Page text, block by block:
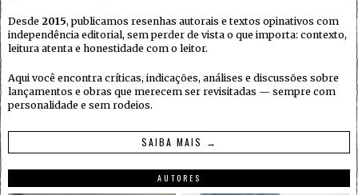
Desde 2015, publicamos resenhas autorais e textos opinativos com
independência editorial, sem perder de vista o que importa: contexto,
leitura atenta e honestidade com o leitor.
Aqui você encontra críticas, indicações, análises e discussões sobre
lançamentos e obras que merecem ser revisitadas — sempre com
personalidade e sem rodeios.
SAIBA MAIS →
AUTORES